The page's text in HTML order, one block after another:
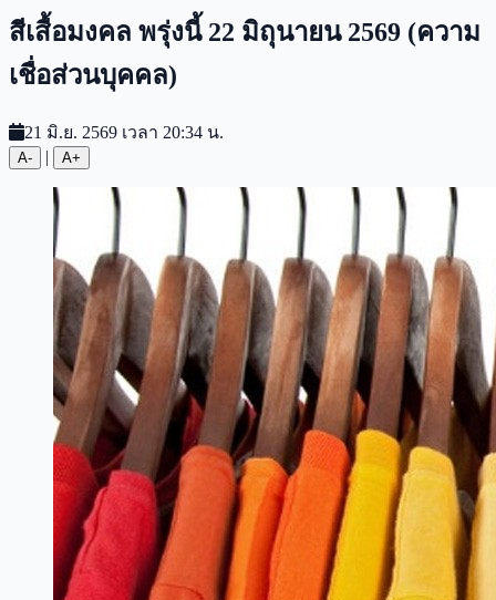
สีเสื้อมงคล พรุ่งนี้ 22 มิถุนายน 2569 (ความ
เชื่อส่วนบุคคล)
21 มิ.ย. 2569 เวลา 20:34 น.
A- | A+